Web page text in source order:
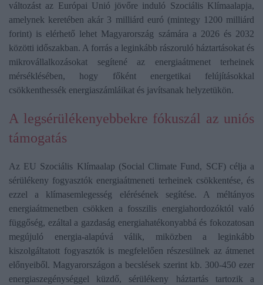
változást az Európai Unió jövőre induló Szociális Klímaalapja,
amelynek keretében akár 3 milliárd euró (mintegy 1200 milliárd
forint) is elérhető lehet Magyarország számára a 2026 és 2032
közötti időszakban. A forrás a leginkább rászoruló háztartásokat és
mikrovállalkozásokat segítené az energiaátmenet terheinek
mérséklésében, hogy főként energetikai felújításokkal
csökkenthessék energiaszámláikat és javítsanak helyzetükön.
A legsérülékenyebbekre fókuszál az uniós
támogatás
Az EU Szociális Klímaalap (Social Climate Fund, SCF) célja a
sérülékeny fogyasztók energiaátmeneti terheinek csökkentése, és
ezzel a klímasemlegesség elérésének segítése. A méltányos
energiaátmenetben csökken a fosszilis energiahordozóktól való
függőség, ezáltal a gazdaság energiahatékonyabbá és fokozatosan
megújuló energia-alapúvá válik, miközben a leginkább
kiszolgáltatott fogyasztók is megfelelően részesülnek az átmenet
előnyeiből. Magyarországon a becslések szerint kb. 300-450 ezer
energiaszegénységgel küzdő, sérülékeny háztartás tartozik a